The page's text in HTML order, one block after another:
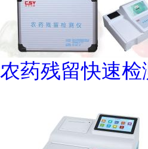
农药残留快速检